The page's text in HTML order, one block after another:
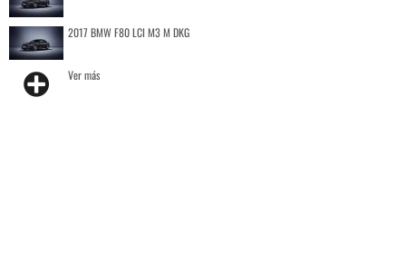
2017 BMW F80 LCI M3 M DKG
Ver más